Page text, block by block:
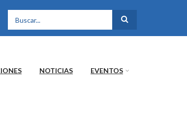
FORMULARIO DE
NOTICIAS EVENTOS